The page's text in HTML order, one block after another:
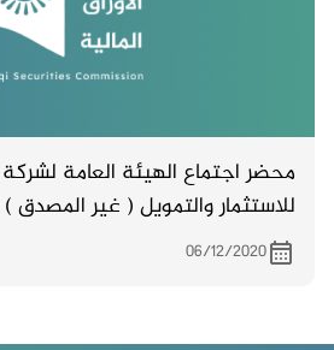
محضر اجتماع الهيئة العامة
19/11/2020
06/12/2020